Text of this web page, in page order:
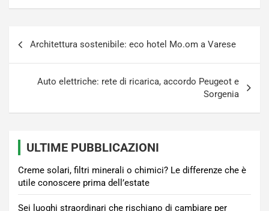
Architettura sostenibile: eco hotel Mo.om a Varese
Auto elettriche: rete di ricarica, accordo Peugeot e
Sorgenia
ULTIME PUBBLICAZIONI
Creme solari, filtri minerali o chimici? Le differenze che è
utile conoscere prima dell’estate
Sei luoghi straordinari che rischiano di cambiare per